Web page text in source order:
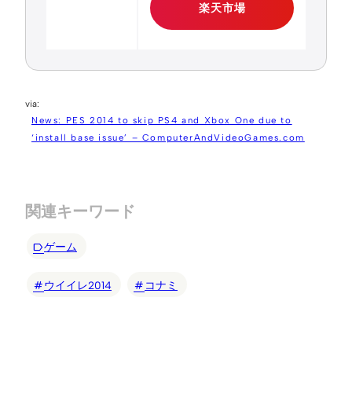
楽天市場
News: PES 2014 to skip PS4 and Xbox One due to
‘install base issue’ – ComputerAndVideoGames.com
関連キーワード
ゲーム
ウイイレ2014 コナミ